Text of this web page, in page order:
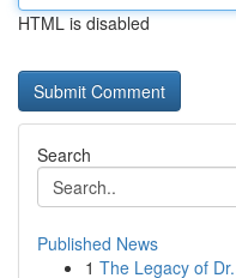
HTML is disabled
Search
Published News
1 The Legacy of